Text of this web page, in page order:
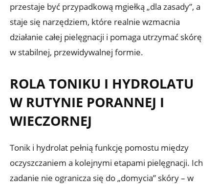
przestaje być przypadkową mgiełką „dla zasady”, a
staje się narzędziem, które realnie wzmacnia
działanie całej pielęgnacji i pomaga utrzymać skórę
w stabilnej, przewidywalnej formie.
ROLA TONIKU I HYDROLATU
W RUTYNIE PORANNEJ I
WIECZORNEJ
Tonik i hydrolat pełnią funkcję pomostu między
oczyszczaniem a kolejnymi etapami pielęgnacji. Ich
zadanie nie ogranicza się do „domycia” skóry – w